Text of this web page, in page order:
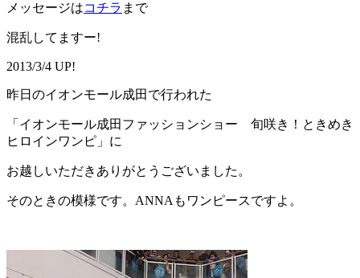
メッセージはコチラ まで
混乱してますー!
2013/3/4 UP!
昨日のイオンモール成田で行われた
「イオンモール成田ファッションショー 旬咲き！ときめき
ヒロインワンピ」に
お越しいただきありがとうございました。
そのときの模様です。ANNAもワンピースですよ。